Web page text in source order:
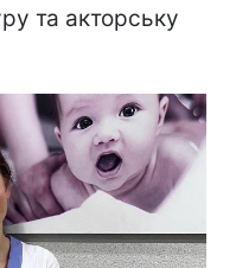
та акторську